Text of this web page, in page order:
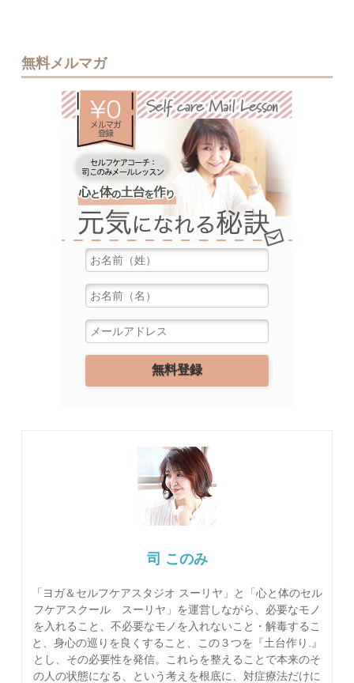
無料メルマガ
司 このみ
「ヨガ＆セルフケアスタジオ スーリヤ」と「心と体のセル
フケアスクール スーリヤ」を運営しながら、必要なモノ
を入れること、不必要なモノを入れないこと・解毒するこ
と、身心の巡りを良くすること、この３つを『土台作り.』
とし、その必要性を発信。これらを整えることで本来のそ
の人の状態になる、という考えを根底に、対症療法だけに